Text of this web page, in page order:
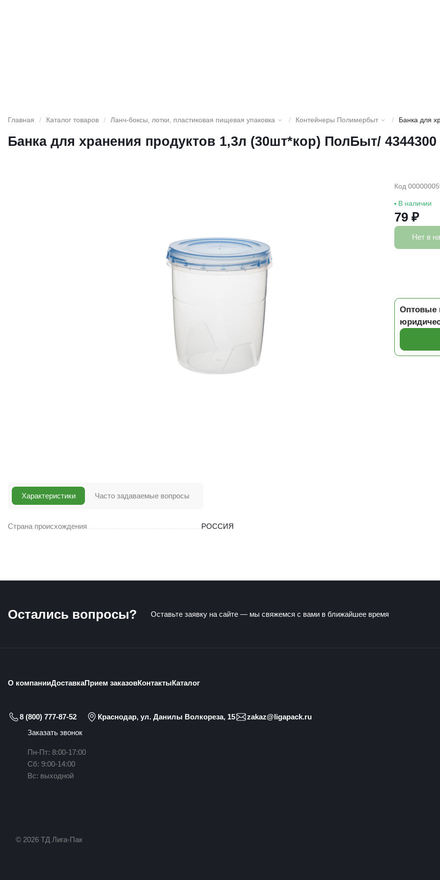
Главная / Каталог товаров / Ланч-боксы, лотки, пластиковая пищевая упаковка / Контейнеры Полимербыт / Банка для
Банка для хранения продуктов 1,3л (30шт*кор) ПолБыт/ 4344300
Код
В наличии
79 ₽
Нет в
Оптовые
Характеристики
Страна происхождения РОССИЯ
Часто задаваемые вопросы
Остались вопросы? Оставьте заявку на сайте — мы свяжемся с вами в ближайшее время
О компанииДоставкаПрием заказовКонтактыКаталог
8 (800) 777-87-52
Заказать звонок
Пн-Пт: 8:00-17:00
Сб: 9:00-14:00
Вс: выходной
Краснодар, ул. Данилы Волкореза, 15 zakaz@ligapack.ru
© 2026 ТД Лига-Пак